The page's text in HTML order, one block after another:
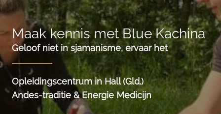
Maak kennis met Blue Kachina
Geloof niet in sjamanisme, ervaar het
Opleidingscentrum in Hall (Gld.)
Andes-traditie & Energie Medicijn